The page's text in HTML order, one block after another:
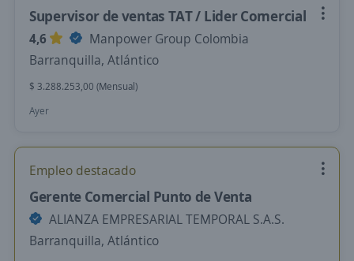
Supervisor de ventas TAT / Lider Comercial
4,6
Manpower Group Colombia
Barranquilla, Atlántico
$ 3.288.253,00 (Mensual)
Ayer
Empleo destacado
Gerente Comercial Punto de Venta
ALIANZA EMPRESARIAL TEMPORAL S.A.S.
Barranquilla, Atlántico